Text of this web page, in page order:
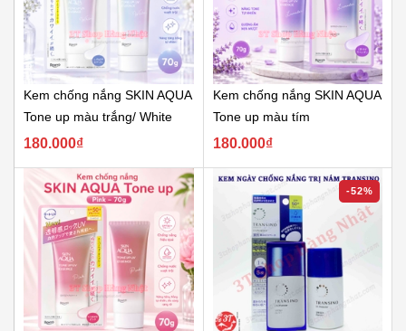
Kem chống nắng SKIN AQUA
Tone up màu trắng/ White
180.000₫
Kem chống nắng SKIN AQUA
Tone up màu tím
180.000₫
-52%